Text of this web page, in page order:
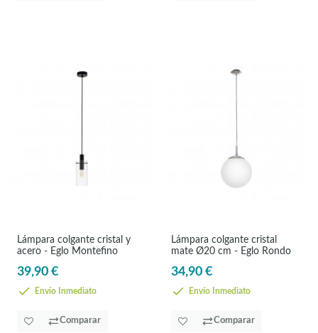
Lámpara colgante cristal y
acero - Eglo Montefino
39,90 €
Envío Inmediato
Comparar
Lámpara colgante cristal
mate Ø20 cm - Eglo Rondo
34,90 €
Envío Inmediato
Comparar